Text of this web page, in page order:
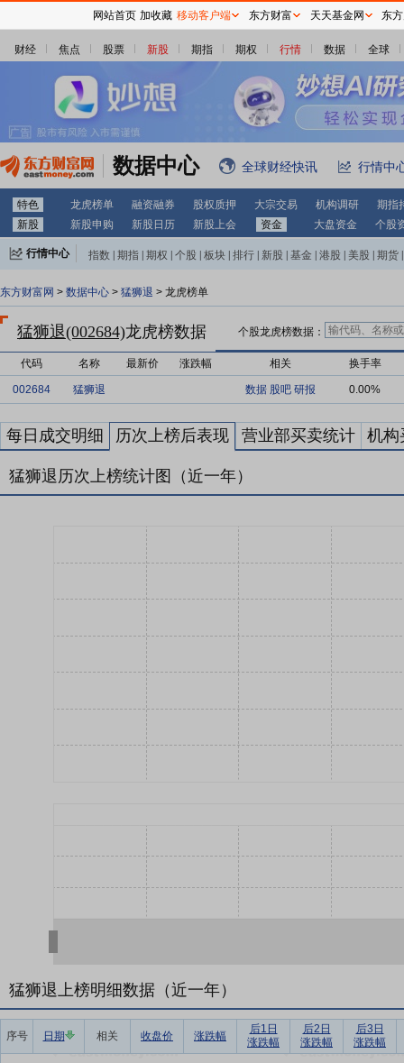
财经 焦点 股票 新股 期指 期权 行情 数据 全球
数据中心 全球财经快讯 行情中
特色 龙虎榜单 融资融券 股权质押 大宗交易 机构调研
期指
新股
新股申购 新股日历 新股上会 资金 大盘资金 个股
行情中心 指数 期指 期权 个股 板块 排行 新股 基金 港股 美股 期货
东方财富网 > 数据中心 > 猛狮退 > 龙虎榜单
猛狮退(002684)龙虎榜数据 个股龙虎榜数据：
代码 名称 最新价 涨跌幅 相关 换手率
002684 猛狮退 数据 股吧 研报 0.00%
每日成交明细 历次上榜后表现 营业部买卖统计 机构
猛狮退历次上榜统计图（近一年）
猛狮退上榜明细数据（近一年）
序号 日期 相关 收盘价 涨跌幅
后1日
涨跌幅
后2日
涨跌幅
后3日
涨跌幅
网站首页 加收藏 移动客户端 东方财富 天天基金网 东